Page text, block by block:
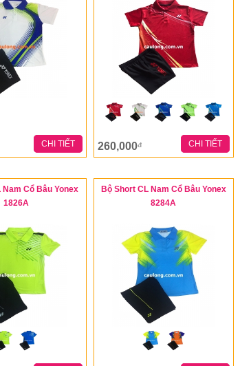
CHI TIẾT 260,000đ CHI TIẾT
Nam Cổ Bâu Yonex
1826A
Bộ Short CL Nam Cổ Bâu Yonex
8284A